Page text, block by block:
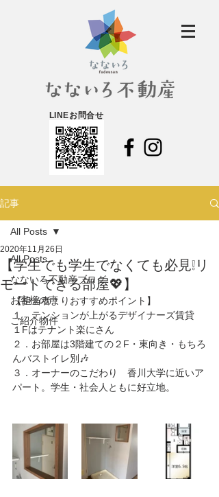
LINEお問合せ
記事
All Posts
なないろ不動産ブログ
お客様の声
ご紹介物件
All Posts
【学生でも学生でなくても必見❕リ
モートできる部屋💖】
2020年11月26日
【担当者よりおすすめポイント】
１　テンションが上がるデザイナーズ賃貸
１Fはテナント楽にさん
２．お部屋は3階建ての２F・東向き・もちろ
んバストイレ別🎶
３．オーナーのこだわり　香川大学に近いア
パート。学生・社会人ともに好立地。